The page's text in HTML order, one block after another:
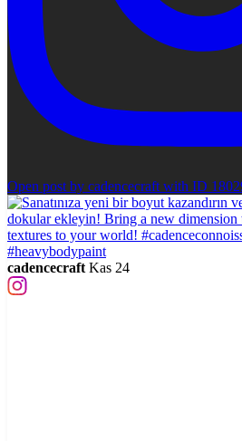
Open post by cadencecraft with ID
cadencecraft Kas 24